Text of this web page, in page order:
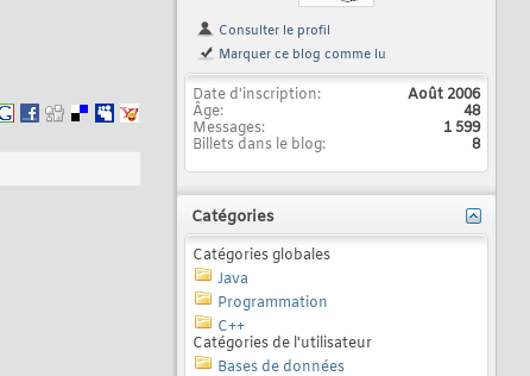
Consulter le profil
Marquer ce blog comme lu
Date d'inscription
Août 2006
Âge
48
Messages
1 599
Billets dans le blog
8
Catégories
Catégories globales
Java
Programmation
C++
Catégories de l'utilisateur
Bases de données